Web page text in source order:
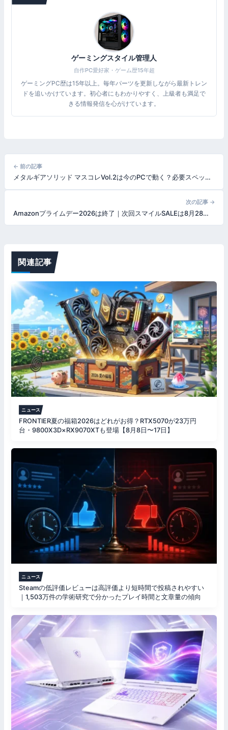
ゲーミングスタイル管理人
自作PC愛好家・ゲーム歴15年超
ゲーミングPC歴は15年以上。毎年パーツを更新しながら最新トレン
ドを追いかけています。初心者にもわかりやすく、上級者も満足で
きる情報発信を心がけています。
投
稿
ビ
シ
ョ
ン
← 前の記事
メタルギアソリッド マスコレVol.2は今のPCで動く？必要スペックとおすすめGPU｜MGS4初のPC移植・Win11専用【2026年版】
次の記事 →
Amazonプライムデー2026は終了｜次回スマイルSALEは8月28日｜ゲーミングPC・PCパーツの狙い目を振り返り
関連記事
ニュース
FRONTIER夏の福箱2026はどれがお得？RTX5070が23万円
台・9800X3D×RX9070XTも登場【8月8日〜17日】
ニュース
Steamの低評価レビューは高評価より短時間で投稿されやすい
｜1,503万件の学術研究で分かったプレイ時間と文章量の傾向